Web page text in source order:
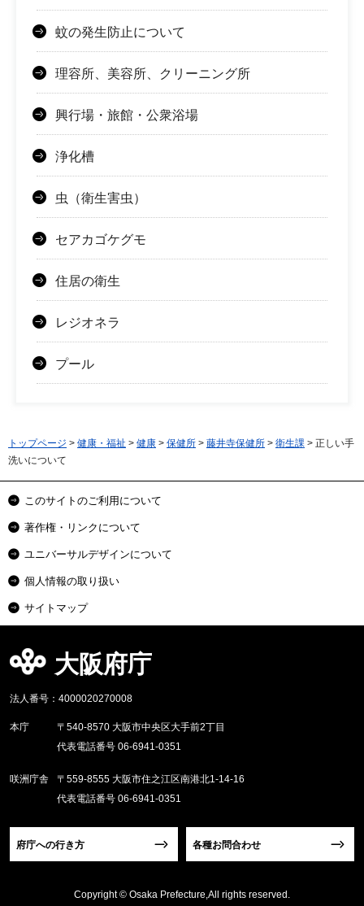
蚊の発生防止について
理容所、美容所、クリーニング所
興行場・旅館・公衆浴場
浄化槽
虫（衛生害虫）
セアカゴケグモ
住居の衛生
レジオネラ
プール
トップページ > 健康・福祉 > 健康 > 保健所 > 藤井寺保健所 > 衛生課 > 正しい手
洗いについて
このサイトのご利用について
著作権・リンクについて
ユニバーサルデザインについて
個人情報の取り扱い
サイトマップ
大阪府庁
法人番号：4000020270008
本庁
〒540-8570 大阪市中央区大手前2丁目
代表電話番号 06-6941-0351
咲洲庁舎
〒559-8555 大阪市住之江区南港北1-14-16
代表電話番号 06-6941-0351
府庁への行き方 各種お問合わせ
Copyright © Osaka Prefecture,All rights reserved.